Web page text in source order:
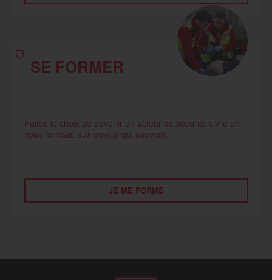
SE FORMER
Faites le choix de devenir un acteur de sécurité civile en
vous formant aux gestes qui sauvent.
JE ME FORME